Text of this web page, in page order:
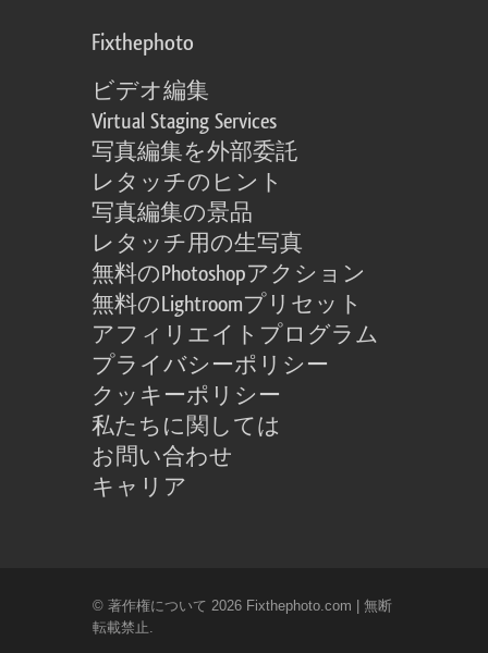
Fixthephoto
ビデオ編集
Virtual Staging Services
写真編集を外部委託
レタッチのヒント
写真編集の景品
レタッチ用の生写真
無料のPhotoshopアクション
無料のLightroomプリセット
アフィリエイトプログラム
プライバシーポリシー
クッキーポリシー
私たちに関しては
お問い合わせ
キャリア
© 著作権について 2026 Fixthephoto.com | 無断
転載禁止.